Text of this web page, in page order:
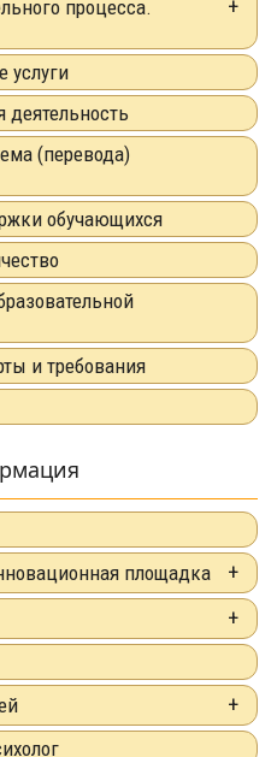
процесса.
услуги
деятельность
(перевода)
обучающихся
и требования
площадка